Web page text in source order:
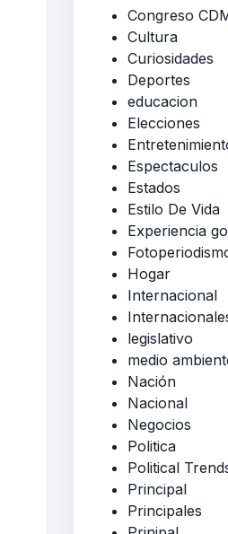
Congreso
Cultura
Curiosidades
Deportes
educacion
Elecciones
Espectaculos
Estados
Estilo De Vida
Experiencia
Hogar
Internacional
legislativo
medio
Nación
Nacional
Negocios
Politica
Political
Principal
Principales